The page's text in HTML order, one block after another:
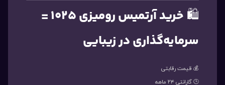
🛍️
خرید آرتمیس رومیزی ۱۰۲۵ =
سرمایه‌گذاری در زیبایی
💰 قیمت رقابتی
🕒 گارانتی ۲۴ ماهه